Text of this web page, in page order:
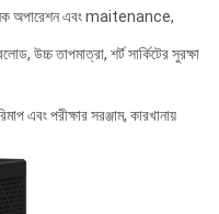
অপারেশন এবং maitenance,
উচ্চ তাপমাত্রা, শর্ট সার্কিটের সুরক্ষা
এবং পরীক্ষার সরঞ্জাম, কারখানায়